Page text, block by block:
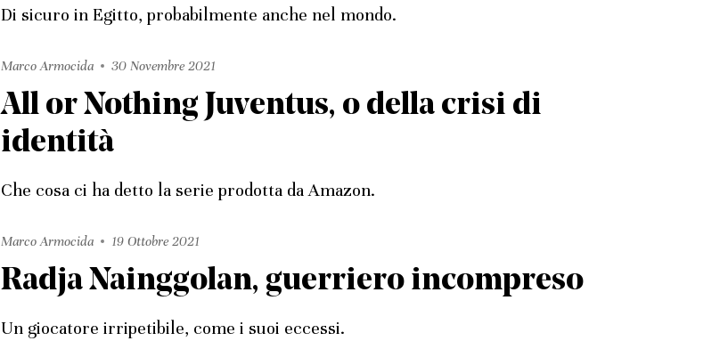
Di sicuro in Egitto, probabilmente anche nel mondo.
Marco Armocida 30 Novembre 2021
All or Nothing Juventus, o della crisi di
identità
Che cosa ci ha detto la serie prodotta da Amazon.
Marco Armocida 19 Ottobre 2021
Radja Nainggolan, guerriero incompreso
Un giocatore irripetibile, come i suoi eccessi.